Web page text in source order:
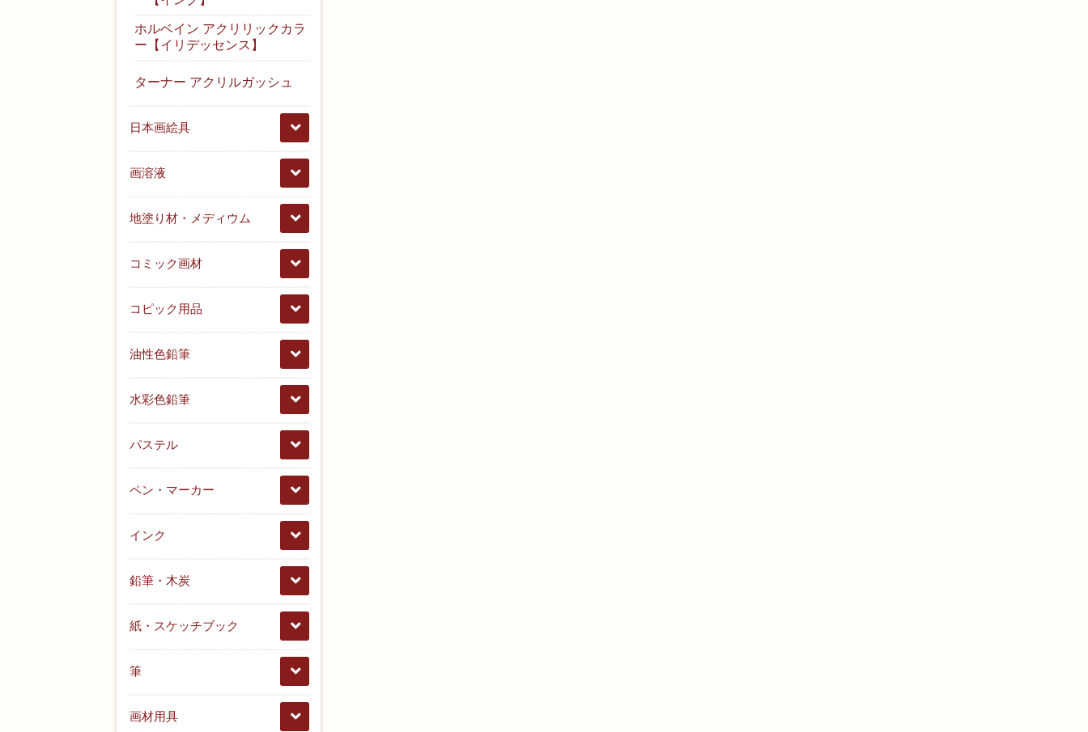
ホルベイン アクリリックカラ
ー【イリデッセンス】
ターナー アクリルガッシュ
日本画絵具
画溶液
地塗り材・メディウム
コミック画材
コピック用品
油性色鉛筆
水彩色鉛筆
パステル
ペン・マーカー
インク
鉛筆・木炭
紙・スケッチブック
筆
画材用具